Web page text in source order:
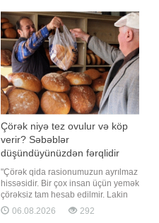
ki, "Popular Mechanics" nəşrinin
yazdığına görə, bu hadisə okeanı
Çörək niyə tez ovulur və köp
verir? Səbəblər
düşündüyünüzdən fərqlidir
"Çörək qida rasionumuzun ayrılmaz
hissəsidir. Bir çox insan üçün yemək
çörəksiz tam hesab edilmir. Lakin
son illər istehlakçılar arasında
çörəyin keyfiyyətinin aşağı düşməsi,
06.08.2026 292